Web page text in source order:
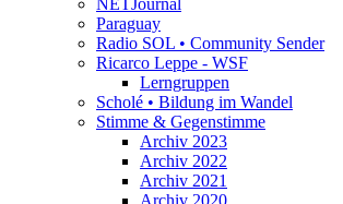
NETJournal
Paraguay
Radio SOL • Community Sender
Ricarco Leppe - WSF
Lerngruppen
Scholé • Bildung im Wandel
Stimme & Gegenstimme
Archiv 2023
Archiv 2022
Archiv 2021
Archiv 2020